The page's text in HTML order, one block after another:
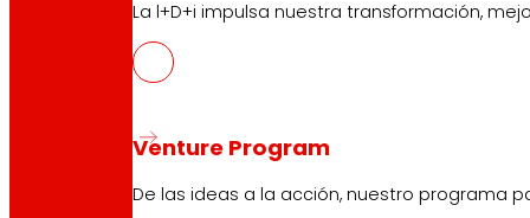
La l+D+i impulsa nuestra transformación,
Venture Program
De las ideas a la acción, nuestro programa
Descarga la APP del club
Condiciones generales Club
Condiciones generales Tarjeta Oro